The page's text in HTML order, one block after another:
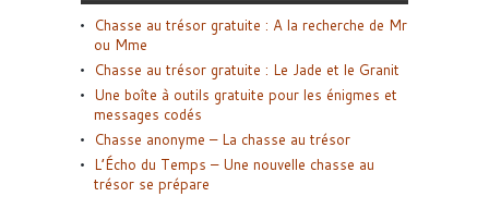
Chasse au trésor gratuite : A la recherche de Mr
ou Mme
Chasse au trésor gratuite : Le Jade et le Granit
Une boîte à outils gratuite pour les énigmes et
messages codés
Chasse anonyme – La chasse au trésor
L’Écho du Temps – Une nouvelle chasse au
trésor se prépare